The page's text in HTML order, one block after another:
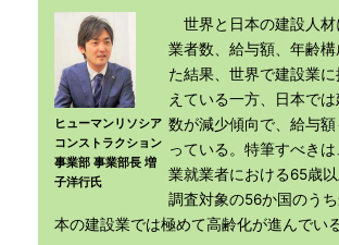
ヒューマンリソシア
コンストラクション
事業部 事業部長 増
子洋行氏
世界と日本の建設人材
業者数、給与額、年齢構
た結果、世界で建設業
えている一方、日本で
数が減少傾向で、給与
っている。特筆すべき
業就業者における65歳以
調査対象の56か国のう
本の建設業では極めて高齢化が進んでい